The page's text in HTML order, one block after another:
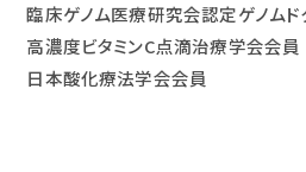
臨床ゲノム医療研究会認定ゲノムド
高濃度ビタミンC点滴治療学会会員
日本酸化療法学会会員